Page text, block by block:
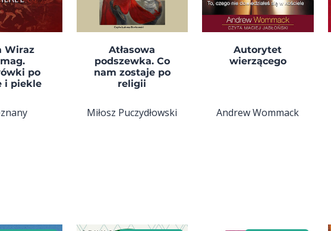
Wiraz
po
i piekle
Atłasowa
podszewka. Co
nam zostaje po
religii
Miłosz Puczydłowski
Autorytet
wierzącego
Andrew Wommack